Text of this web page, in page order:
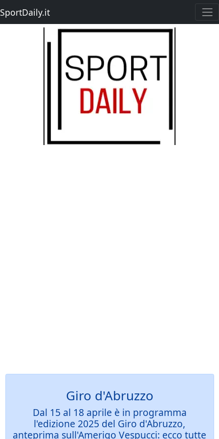
SportDaily.it
Giro d'Abruzzo
Dal 15 al 18 aprile è in programma
l'edizione 2025 del Giro d'Abruzzo,
anteprima sull'Amerigo Vespucci: ecco tutte